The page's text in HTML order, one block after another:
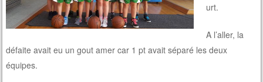
urt.
A l’aller, la
défaite avait eu un gout amer car 1 pt avait séparé les deux
équipes.